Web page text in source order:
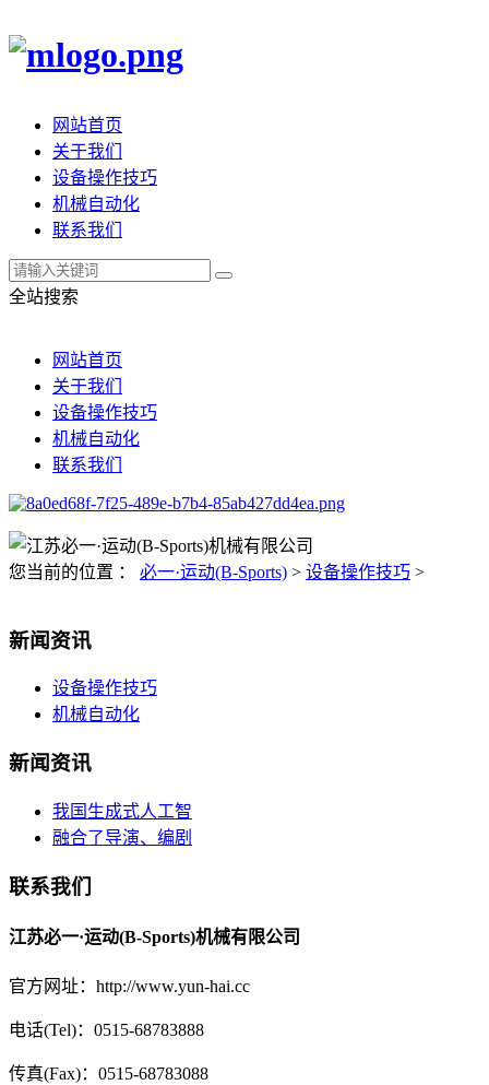
网站首页
关于我们
设备操作技巧
机械自动化
联系我们
全站搜索
网站首页
关于我们
设备操作技巧
机械自动化
联系我们
您当前的位置 ： 必一·运动(B-Sports) > 设备操作技巧 >
新闻资讯
设备操作技巧
机械自动化
新闻资讯
我国生成式人工智
融合了导演、编剧
联系我们
江苏必一·运动(B-Sports)机械有限公司
官方网址：http://www.yun-hai.cc
电话(Tel)：0515-68783888
传真(Fax)：0515-68783088